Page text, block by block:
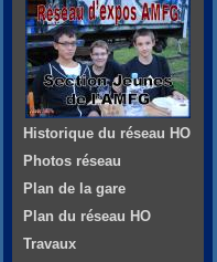
Historique du réseau HO
Photos réseau
Plan de la gare
Plan du réseau HO
Travaux